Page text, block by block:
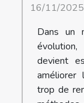
16/11/
Dans un
devient
améliorer
trop de